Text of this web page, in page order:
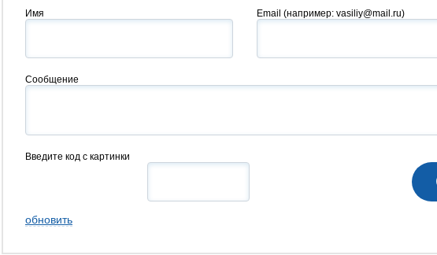
Имя Email (например: vasiliy@mail.ru)
Сообщение
Введите код с картинки
обновить